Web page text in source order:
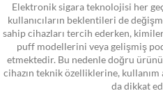
Elektronik sigara teknolojisi her
kullanıcıların beklentileri de
sahip cihazları tercih ederken,
puff modellerini veya gelişmiş
etmektedir. Bu nedenle doğru ürünü
cihazın teknik özelliklerine, kullanım
da dikkat